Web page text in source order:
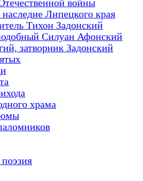
войны
Липецкого края
Тихон Задонский
Силуан Афонский
затворник Задонский
храма